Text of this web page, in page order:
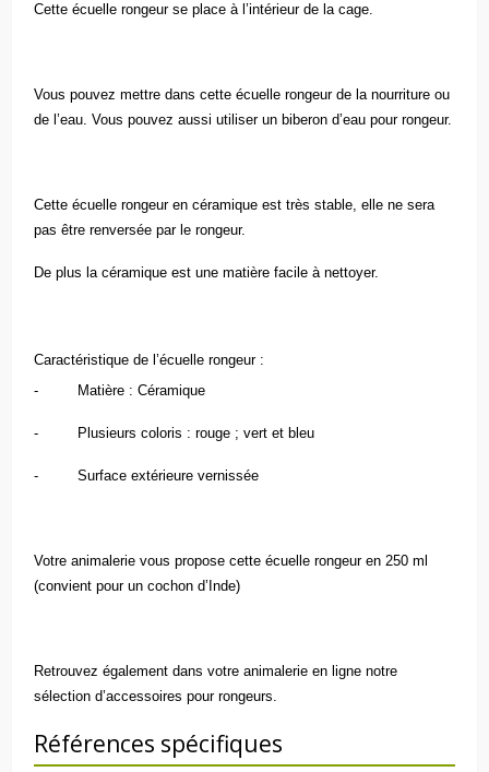
Cette écuelle rongeur se place à l’intérieur de la cage.
Vous pouvez mettre dans cette écuelle rongeur de la nourriture ou
de l’eau. Vous pouvez aussi utiliser un biberon d’eau pour rongeur.
Cette écuelle rongeur en céramique est très stable, elle ne sera
pas être renversée par le rongeur.
De plus la céramique est une matière facile à nettoyer.
Caractéristique de l’écuelle rongeur :
- Matière : Céramique
- Plusieurs coloris : rouge ; vert et bleu
- Surface extérieure vernissée
Votre animalerie vous propose cette écuelle rongeur en 250 ml
(convient pour un cochon d’Inde)
Retrouvez également dans votre animalerie en ligne notre
sélection d’accessoires pour rongeurs.
Références spécifiques